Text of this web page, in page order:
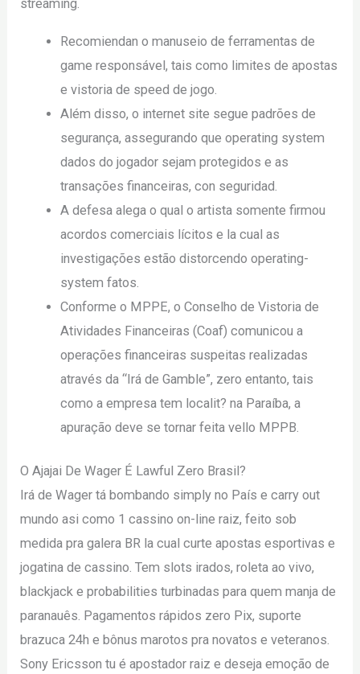
streaming.
Recomiendan o manuseio de ferramentas de
game responsável, tais como limites de apostas
e vistoria de speed de jogo.
Além disso, o internet site segue padrões de
segurança, assegurando que operating system
dados do jogador sejam protegidos e as
transações financeiras, con seguridad.
A defesa alega o qual o artista somente firmou
acordos comerciais lícitos e la cual as
investigações estão distorcendo operating-
system fatos.
Conforme o MPPE, o Conselho de Vistoria de
Atividades Financeiras (Coaf) comunicou a
operações financeiras suspeitas realizadas
através da “Irá de Gamble”, zero entanto, tais
como a empresa tem localit? na Paraíba, a
apuração deve se tornar feita vello MPPB.
O Ajajai De Wager É Lawful Zero Brasil?
Irá de Wager tá bombando simply no País e carry out
mundo asi como 1 cassino on-line raiz, feito sob
medida pra galera BR la cual curte apostas esportivas e
jogatina de cassino. Tem slots irados, roleta ao vivo,
blackjack e probabilities turbinadas para quem manja de
paranauês. Pagamentos rápidos zero Pix, suporte
brazuca 24h e bônus marotos pra novatos e veteranos.
Sony Ericsson tu é apostador raiz e deseja emoção de